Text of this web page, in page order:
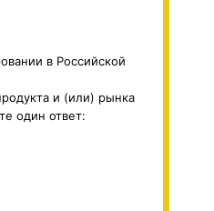
в Российской
и (или) рынка
один ответ: